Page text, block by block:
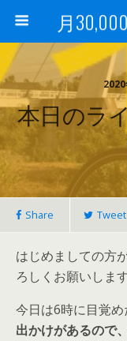
本日のラ
Share Tweet
はじめましての方
ろしくお願いしま
今日は6時に目覚め
出かけがあるので